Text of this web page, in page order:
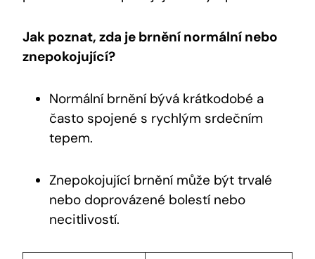
Jak poznat, zda je brnění normální nebo
znepokojující?
Normální brnění bývá krátkodobé a
často spojené s rychlým srdečním
tepem.
Znepokojující brnění může být trvalé
nebo doprovázené bolestí nebo
necitlivostí.